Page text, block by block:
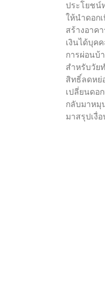
ประโยชน์
ให้นำดอก
สร้างอาค
เงินได้บุค
การผ่อนบ้
สำหรับวัย
สิทธิ์ลดหย่
เปลี่ยนดอ
กลับมาหมุ
มาสรุปเงื่